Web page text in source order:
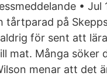
• Jul
tårtparad på
för sent att
mat. Många
menar att